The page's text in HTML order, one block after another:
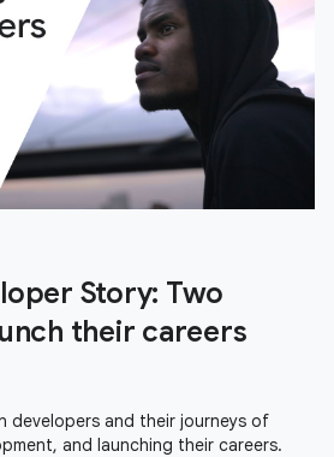
Story: Two
their careers
developers and their journeys of
and launching their careers.